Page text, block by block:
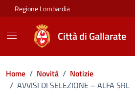
Vai ai contenuti
Vai al footer
Regione Lombardia
Città di Gallarate
Home / Novità / Notizie
/ AVVISI DI SELEZIONE – ALFA SRL